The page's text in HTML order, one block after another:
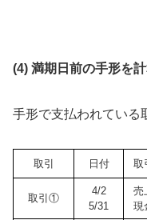
(4) 満期日前の手形を計
手形で支払われている
取引 日付 取
取引①
4/2
5/31
売
現